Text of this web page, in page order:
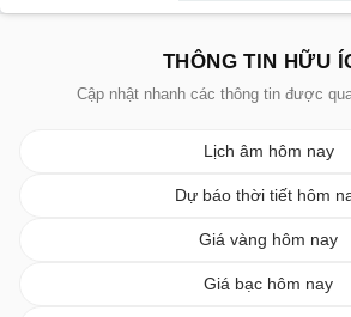
THÔNG TIN HỮU
Cập nhật nhanh các thông tin được
Lịch âm hôm nay
Dự báo thời tiết hôm
Giá vàng hôm nay
Giá bạc hôm nay